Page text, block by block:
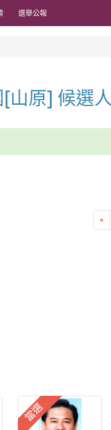
選舉公報
山原] 候選人
«
當選